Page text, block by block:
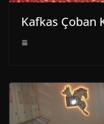
Kafkas Çoban